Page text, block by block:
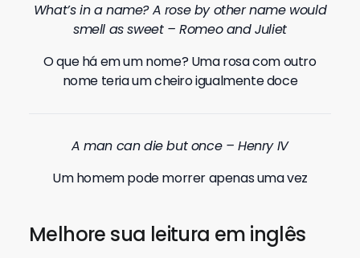
What’s in a name? A rose by other name would
smell as sweet – Romeo and Juliet
O que há em um nome? Uma rosa com outro
nome teria um cheiro igualmente doce
A man can die but once – Henry IV
Um homem pode morrer apenas uma vez
Melhore sua leitura em inglês